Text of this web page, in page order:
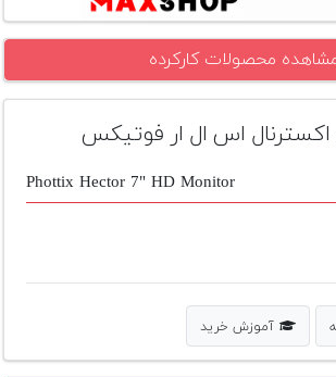
محصولات کارکرده
7 اینچ اکسترنال اس ال ار فوتیکس
Phottix Hector 7" HD Monitor
آموزش خرید